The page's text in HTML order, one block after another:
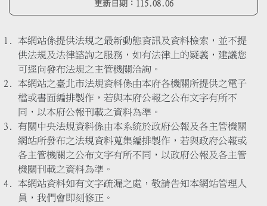
更新日期： 115.08.06
本網站係提供法規之最新動態資訊及資料檢索，並不提
供法規及法律諮詢之服務，如有法律上的疑義，建議您
可逕向發布法規之主管機關洽詢。
本網站之臺北市法規資料係由本府各機關所提供之電子
檔或書面編排製作，若與本府公報之公布文字有所不
同，以本府公報刊載之資料為準。
有關中央法規資料係由本系統於政府公報及各主管機關
網站所發布之法規資料蒐集編排製作，若與政府公報或
各主管機關之公布文字有所不同，以政府公報及各主管
機關刊載之資料為準。
本網站資料如有文字疏漏之處，敬請告知本網站管理人
員，我們會即刻修正。